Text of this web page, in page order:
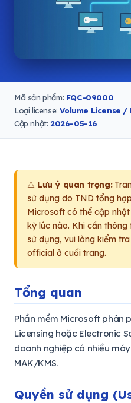
Mã sản phẩm: FQC-09000
Loại license:Volume License /
Cập nhật: 2026-05-16
⚠️ Lưu ý quan trọng:
sử dụng do TND tổng
Microsoft có thể cập
kỳ lúc nào. Khi cần
sử dụng, vui lòng kiểm
official ở cuối trang.
Tổng quan
Phần mềm Microsoft phân
Licensing hoặc Electronic
doanh nghiệp có nhiều
MAK/KMS.
Quyền sử dụng